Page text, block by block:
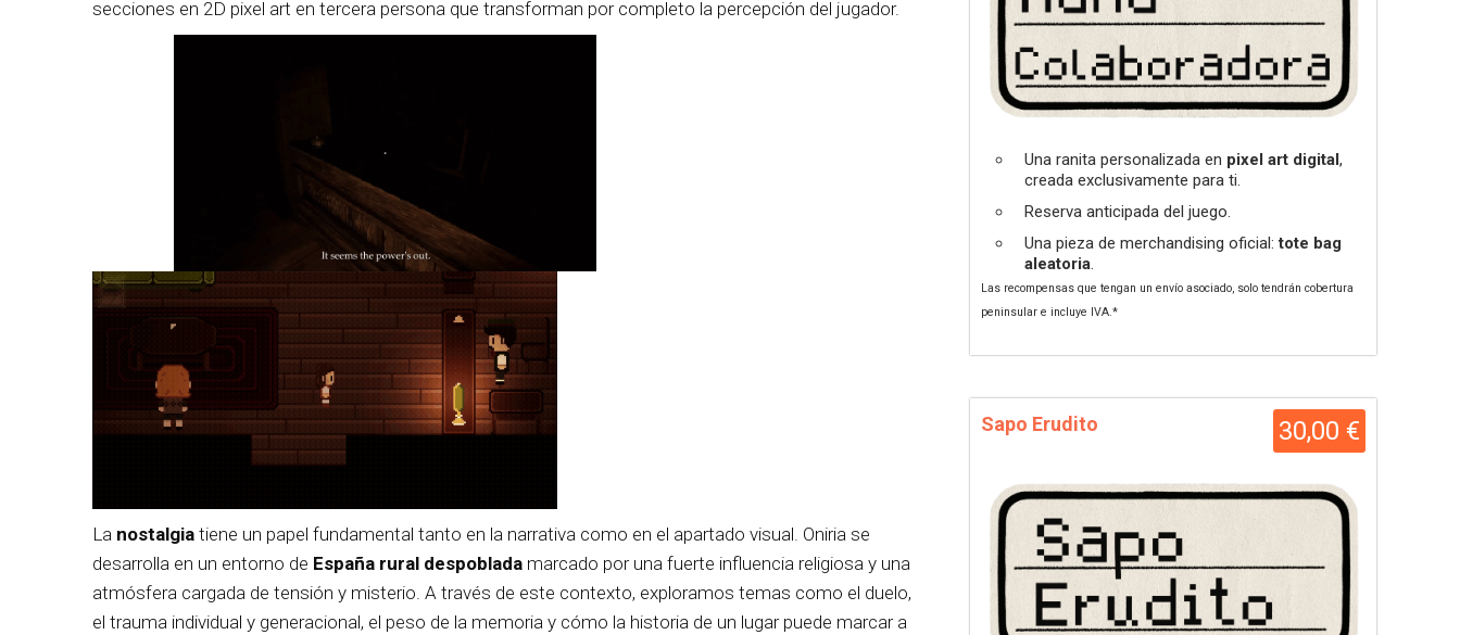
secciones en 2D pixel art en tercera persona que transforman por completo la percepción del jugador.
La nostalgia tiene un papel fundamental tanto en la narrativa como en el apartado visual. Oniria se
desarrolla en un entorno de España rural despoblada marcado por una fuerte influencia religiosa y una
atmósfera cargada de tensión y misterio. A través de este contexto, exploramos temas como el duelo,
el trauma individual y generacional, el peso de la memoria y cómo la historia de un lugar puede marcar a
Una ranita personalizada en pixel art digital,
creada exclusivamente para ti.
Reserva anticipada del juego.
Una pieza de merchandising oficial:tote bag
aleatoria.
Las recompensas que tengan un envío asociado, solo tendrán cobertura
peninsular e incluye IVA.*
30,00 €
Sapo Erudito